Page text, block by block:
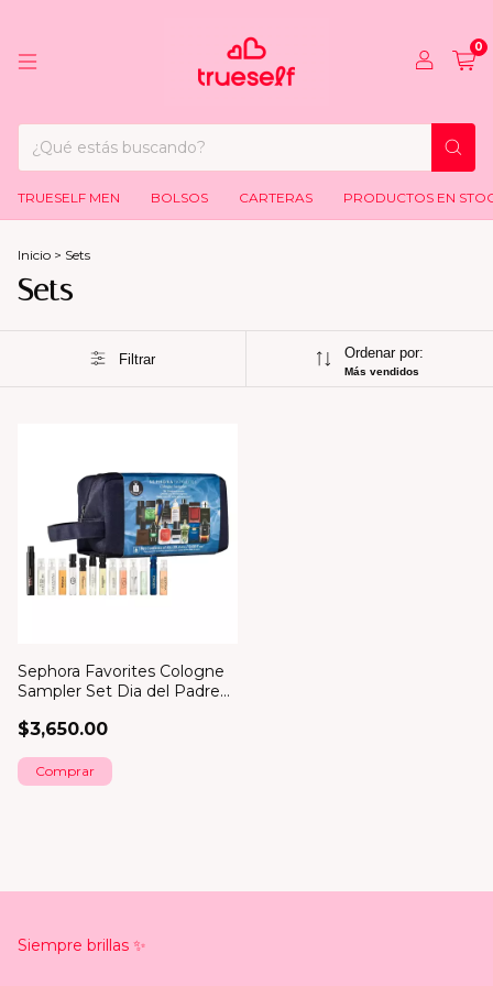
0
TRUESELF MEN BOLSOS CARTERAS PRODUCTOS EN
Inicio > Sets
Sets
Filtrar Ordenar por:
Más vendidos
Sephora Favorites Cologne
Sampler Set Dia del Padre
$3,650.00
Siempre brillas ✨